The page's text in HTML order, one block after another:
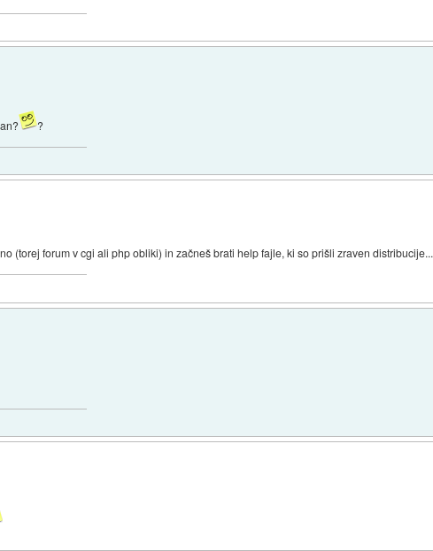
?
(torej forum v cgi ali php obliki) in začneš brati help fajle, ki so prišli zraven distribucije...